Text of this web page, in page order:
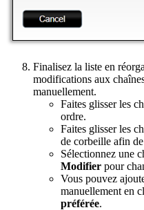
Finalisez la liste en
modifications aux
manuellement.
Faites glisser les
ordre.
Faites glisser les
de corbeille afin
Sélectionnez une
Modifier pour
Vous pouvez
manuellement en
préférée.